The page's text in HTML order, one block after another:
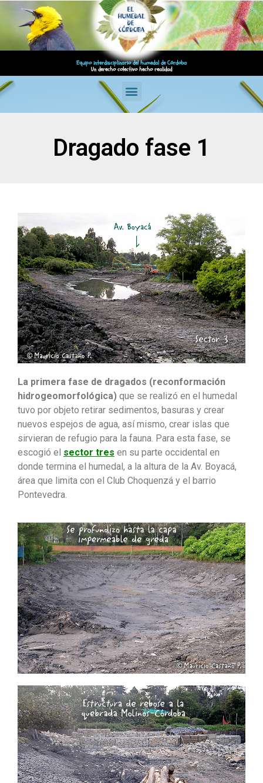
Equipo interdisciplinario del humedal de Córdoba
Un derecho colectivo hecho realidad
Dragado fase 1
La primera fase de dragados (reconformación
hidrogeomorfológica) que se realizó en el humedal
tuvo por objeto retirar sedimentos, basuras y crear
nuevos espejos de agua, así mismo, crear islas que
sirvieran de refugio para la fauna. Para esta fase, se
escogió el sector tres en su parte occidental en
donde termina el humedal, a la altura de la Av. Boyacá,
área que limita con el Club Choquenzá y el barrio
Pontevedra.